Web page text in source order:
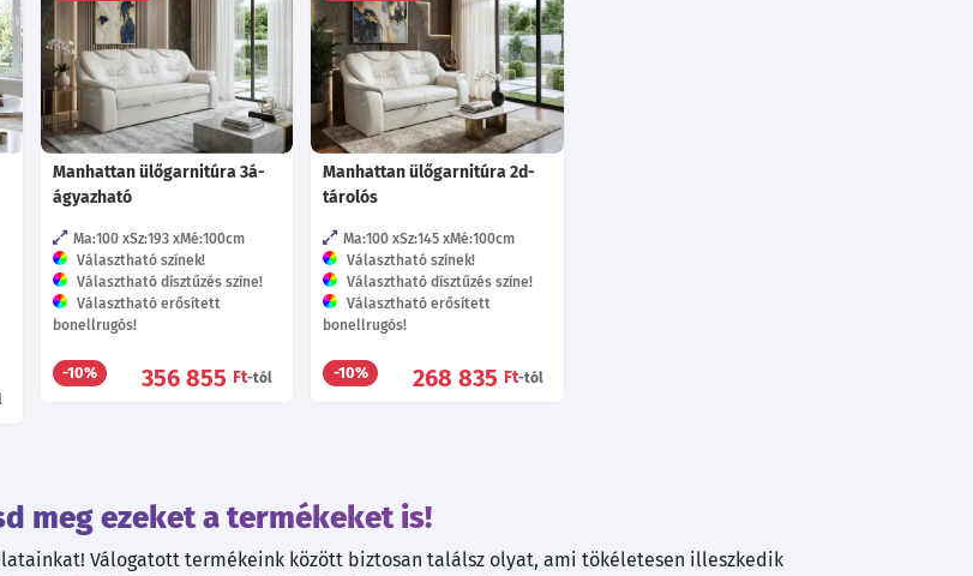
Manhattan ülőgarnitúra 3á-
ágyazható
Ma:100 Sz:193 Mé:100cm
Választható színek!
Választható dísztűzés színe!
Választható erősített
bonellrugós!
-10% 356 855 Ft-tól
Manhattan ülőgarnitúra 2d-
tárolós
Ma:100 Sz:145 Mé:100cm
Választható színek!
Választható dísztűzés színe!
Választható erősített
bonellrugós!
-10% 268 835 Ft-tól
meg ezeket a termékeket is!
Válogatott termékeink között biztosan találsz olyat, ami tökéletesen illeszkedik